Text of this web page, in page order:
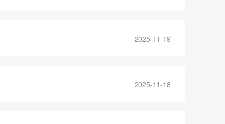
2025-11-19
2025-11-18